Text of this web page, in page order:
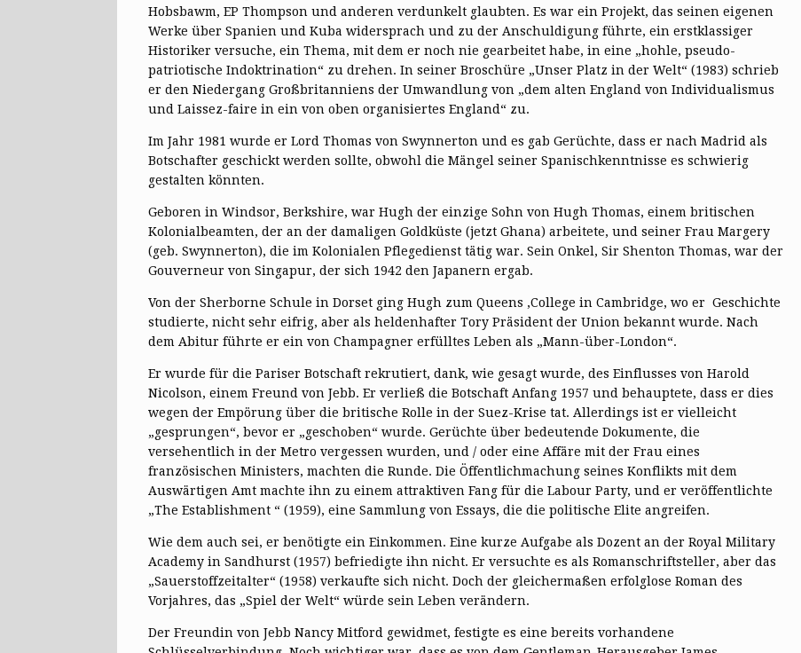
Hobsbawm, EP Thompson und anderen verdunkelt glaubten. Es war ein Projekt, das seinen eigenen
Werke über Spanien und Kuba widersprach und zu der Anschuldigung führte, ein erstklassiger
Historiker versuche, ein Thema, mit dem er noch nie gearbeitet habe, in eine „hohle, pseudo-
patriotische Indoktrination“ zu drehen. In seiner Broschüre „Unser Platz in der Welt“ (1983) schrieb
er den Niedergang Großbritanniens der Umwandlung von „dem alten England von Individualismus
und Laissez-faire in ein von oben organisiertes England“ zu.
Im Jahr 1981 wurde er Lord Thomas von Swynnerton und es gab Gerüchte, dass er nach Madrid als
Botschafter geschickt werden sollte, obwohl die Mängel seiner Spanischkenntnisse es schwierig
gestalten könnten.
Geboren in Windsor, Berkshire, war Hugh der einzige Sohn von Hugh Thomas, einem britischen
Kolonialbeamten, der an der damaligen Goldküste (jetzt Ghana) arbeitete, und seiner Frau Margery
(geb. Swynnerton), die im Kolonialen Pflegedienst tätig war. Sein Onkel, Sir Shenton Thomas, war der
Gouverneur von Singapur, der sich 1942 den Japanern ergab.
Von der Sherborne Schule in Dorset ging Hugh zum Queens ‚College in Cambridge, wo er Geschichte
studierte, nicht sehr eifrig, aber als heldenhafter Tory Präsident der Union bekannt wurde. Nach
dem Abitur führte er ein von Champagner erfülltes Leben als „Mann-über-London“.
Er wurde für die Pariser Botschaft rekrutiert, dank, wie gesagt wurde, des Einflusses von Harold
Nicolson, einem Freund von Jebb. Er verließ die Botschaft Anfang 1957 und behauptete, dass er dies
wegen der Empörung über die britische Rolle in der Suez-Krise tat. Allerdings ist er vielleicht
„gesprungen“, bevor er „geschoben“ wurde. Gerüchte über bedeutende Dokumente, die
versehentlich in der Metro vergessen wurden, und / oder eine Affäre mit der Frau eines
französischen Ministers, machten die Runde. Die Öffentlichmachung seines Konflikts mit dem
Auswärtigen Amt machte ihn zu einem attraktiven Fang für die Labour Party, und er veröffentlichte
„The Establishment “ (1959), eine Sammlung von Essays, die die politische Elite angreifen.
Wie dem auch sei, er benötigte ein Einkommen. Eine kurze Aufgabe als Dozent an der Royal Military
Academy in Sandhurst (1957) befriedigte ihn nicht. Er versuchte es als Romanschriftsteller, aber das
„Sauerstoffzeitalter“ (1958) verkaufte sich nicht. Doch der gleichermaßen erfolglose Roman des
Vorjahres, das „Spiel der Welt“ würde sein Leben verändern.
Der Freundin von Jebb Nancy Mitford gewidmet, festigte es eine bereits vorhandene